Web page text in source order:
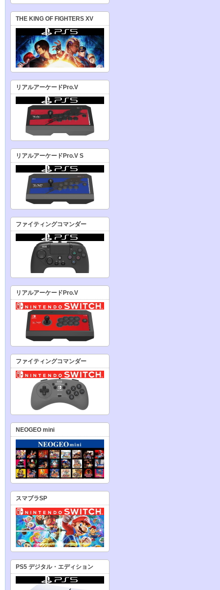
THE KING OF FIGHTERS XV
リアルアーケードPro.V
リアルアーケードPro.V S
ファイティングコマンダー
リアルアーケードPro.V
ファイティングコマンダー
NEOGEO mini
スマブラSP
PS5 デジタル・エディション